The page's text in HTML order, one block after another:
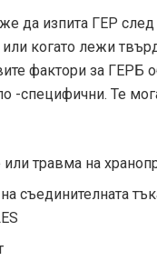
да изпита ГЕР
когато лежи
фактори за ГЕРБ
-специфични. Те
или травма на
съединителната